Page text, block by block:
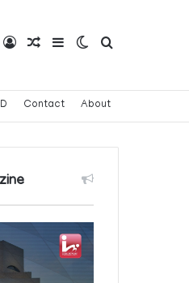
Log InRandom Article
SidebarSwitch skin
Search for
Contact About